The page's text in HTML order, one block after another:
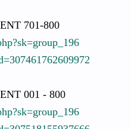
701-800
=group_196
1762609972
001 - 800
=group_196